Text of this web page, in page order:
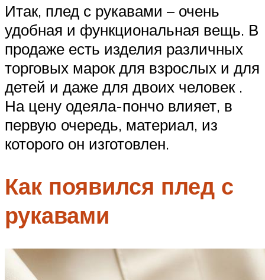
Итак, плед с рукавами – очень
удобная и функциональная вещь. В
продаже есть изделия различных
торговых марок для взрослых и для
детей и даже для двоих человек .
На цену одеяла-пончо влияет, в
первую очередь, материал, из
которого он изготовлен.
Как появился плед с
рукавами